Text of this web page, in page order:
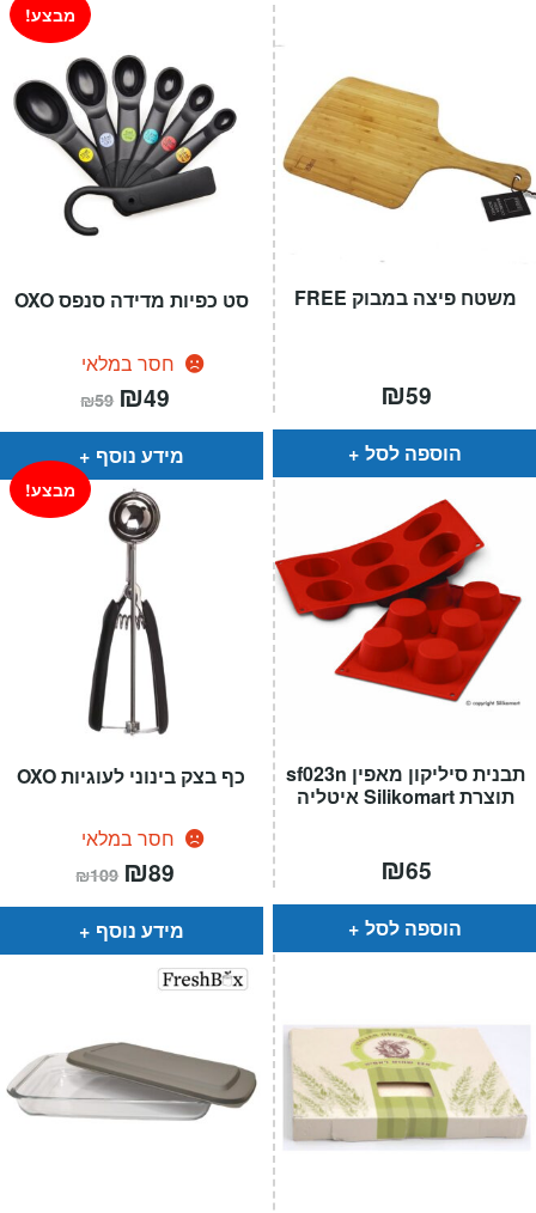
סט כפיות מדידה סנפס OXO
חסר במלאי
מבצע!
₪59 המחיר
המקורי
היה:
₪59.
₪49
הוא:
מידע נוסף
משטח פיצה במבוק FREE
₪59
הוספה לסל
כף בצק בינוני לעוגיות OXO
חסר במלאי
מבצע!
₪109 המחיר
המקורי
היה:
₪109.
₪89
הוא:
מידע נוסף
תבנית סיליקון מאפין sf023n
תוצרת Silikomart איטליה
₪65
הוספה לסל